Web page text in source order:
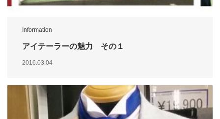
Information
アイテーラーの魅力 その１
2016.03.04